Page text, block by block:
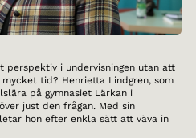
perspektiv i undervisningen utan att
tid? Henrietta Lindgren, som
på gymnasiet Lärkan i
just den frågan. Med sin
hon efter enkla sätt att väva in